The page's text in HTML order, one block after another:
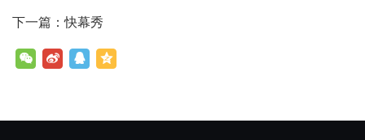
下一篇：快幕秀